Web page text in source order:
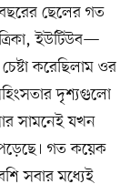
ছেলের গত
ইউটিউব—
করেছিলাম ওর
দৃশ্যগুলো
সামনেই যখন
গত কয়েক
সবার মধ্যেই